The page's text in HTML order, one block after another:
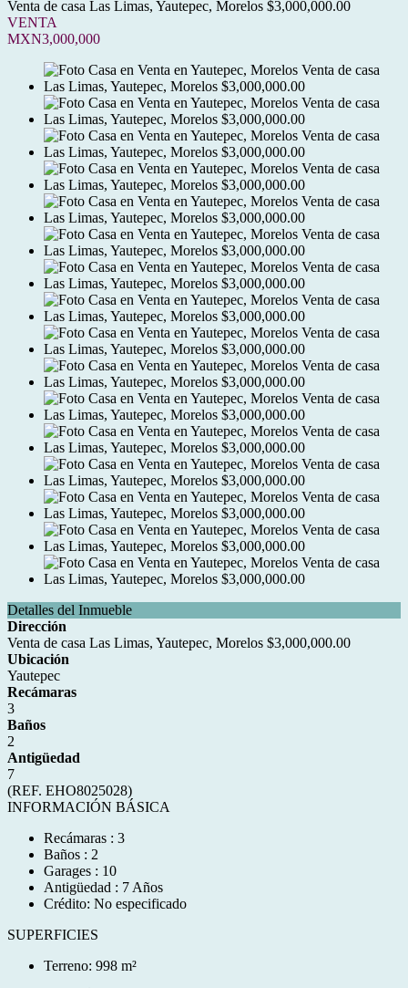
Venta de casa Las Limas, Yautepec, Morelos $3,000,000.00
VENTA
MXN3,000,000
Detalles del Inmueble
Dirección
Venta de casa Las Limas, Yautepec, Morelos $3,000,000.00
Ubicación
Yautepec
Recámaras
3
Baños
2
Antigüedad
7
(REF. EHO8025028)
INFORMACIÓN BÁSICA
Recámaras : 3
Baños : 2
Garages : 10
Antigüedad : 7 Años
Crédito: No especificado
SUPERFICIES
Terreno: 998 m²